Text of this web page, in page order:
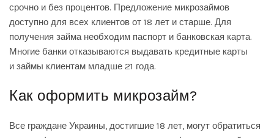
срочно и без процентов. Предложение микрозаймов
доступно для всех клиентов от 18 лет и старше. Для
получения займа необходим паспорт и банковская карта.
Многие банки отказываются выдавать кредитные карты
и займы клиентам младше 21 года.
Как оформить микрозайм?
Все граждане Украины, достигшие 18 лет, могут обратиться